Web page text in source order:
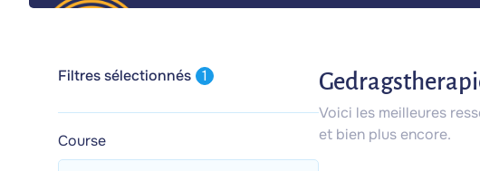
Filtres sélectionnés 1
Course
Voici les meilleures
et bien plus encore.